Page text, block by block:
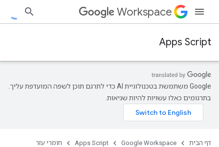
Workspace
Apps Script
‫Google משתמשת בטכנולוגיית AI כדי לתרגם תוכן לשפה המועדפת עליך.
בתרגומים כאלו עשויות להיות שגיאות.
דף הבית Google Workspace
Apps Script חומרי עזר